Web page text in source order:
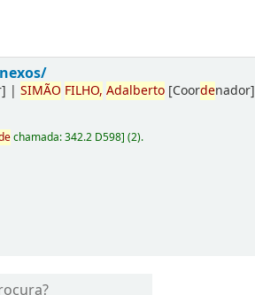
|SIMÃO FILHO, Adalberto [Coordenador]
chamada:342.2 D598](2).